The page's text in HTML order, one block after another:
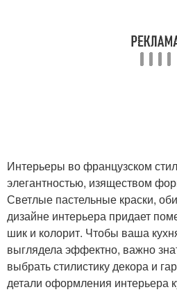
Интерьеры во французском
элегантностью, изяществом
Светлые пастельные краски,
дизайне интерьера придает
шик и колорит. Чтобы ваша
выглядела эффектно, важно
выбрать стилистику декора и
детали оформления интерьера